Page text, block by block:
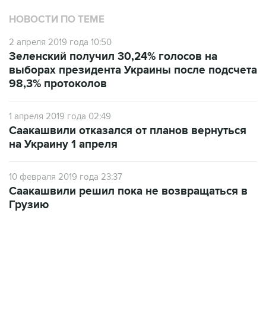
НОВОСТИ ПО ТЕМЕ
2 апреля 2019 года 10:50
Зеленский получил 30,24% голосов на
выборах президента Украины после подсчета
98,3% протоколов
1 апреля 2019 года 02:49
Саакашвили отказался от планов вернуться
на Украину 1 апреля
10 февраля 2019 года 23:37
Саакашвили решил пока не возвращаться в
Грузию